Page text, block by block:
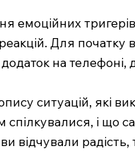
емоційних
реакцій. Для
додаток на
ситуацій, які
спілкувалися, і що
відчували